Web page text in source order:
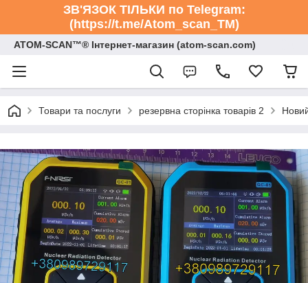
ЗВ'ЯЗОК ТІЛЬКИ по Telegram:
(https://t.me/Atom_scan_TM)
ATOM-SCAN™® Інтернет-магазин (atom-scan.com)
Товари та послуги резервна сторінка товарів 2